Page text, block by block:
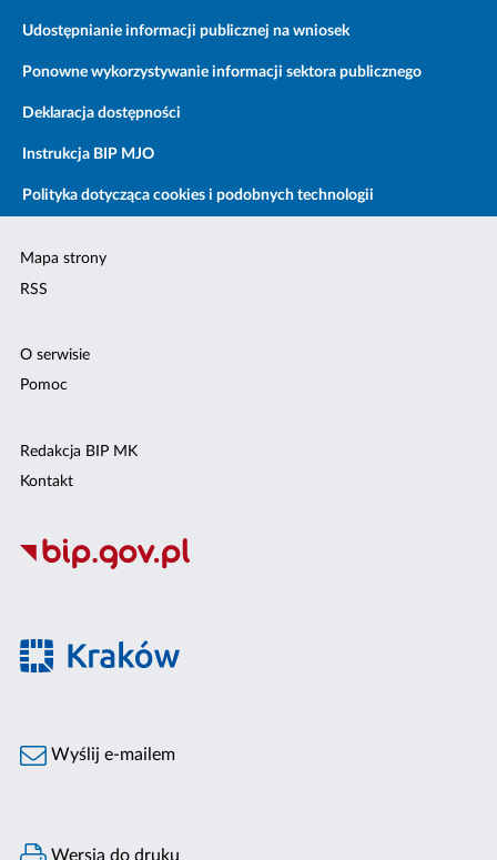
Udostępnianie informacji publicznej na wniosek
Ponowne wykorzystywanie informacji sektora publicznego
Deklaracja dostępności
Instrukcja BIP MJO
Polityka dotycząca cookies i podobnych technologii
Mapa strony
RSS
O serwisie
Pomoc
Redakcja BIP MK
Kontakt
Wyślij e-mailem
Wersja do druku